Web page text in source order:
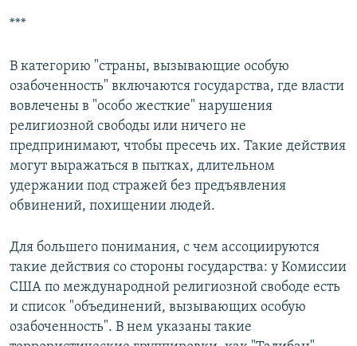
***
В категорию "страны, вызывающие особую
озабоченность" включаются государства, где власти
вовлечены в "особо жесткие" нарушения
религиозной свободы или ничего не
предпринимают, чтобы пресечь их. Такие действия
могут выражаться в пытках, длительном
удержании под стражей без предъявления
обвинений, похищении людей.
Для большего понимания, с чем ассоциируются
такие действия со стороны государства: у Комиссии
США по международной религиозной свободе есть
и список "объединений, вызывающих особую
озабоченность". В нем указаны такие